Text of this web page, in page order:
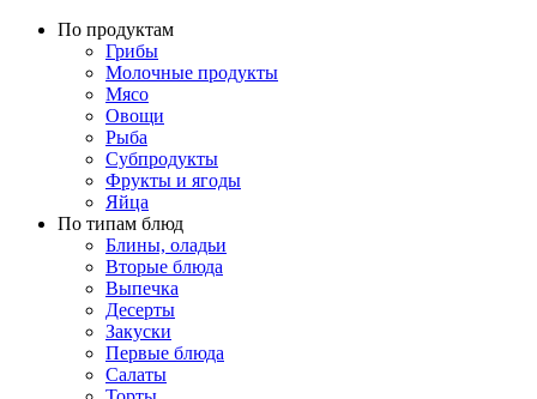
По продуктам
Грибы
Молочные продукты
Мясо
Овощи
Рыба
Субпродукты
Фрукты и ягоды
Яйца
По типам блюд
Блины, оладьи
Вторые блюда
Выпечка
Десерты
Закуски
Первые блюда
Салаты